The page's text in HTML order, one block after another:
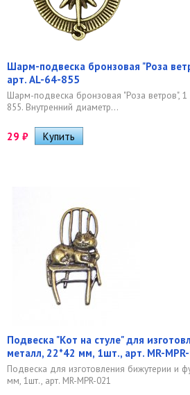
Шарм-подвеска бронзовая "Роза
арт. AL-64-855
Шарм-подвеска бронзовая "Роза ветров",
855. Внутренний диаметр...
29 ₽
Подвеска "Кот на стуле" для
металл, 22*42 мм, 1шт., арт. MR-
Подвеска для изготовления бижутерии и
мм, 1шт., арт. MR-MPR-021